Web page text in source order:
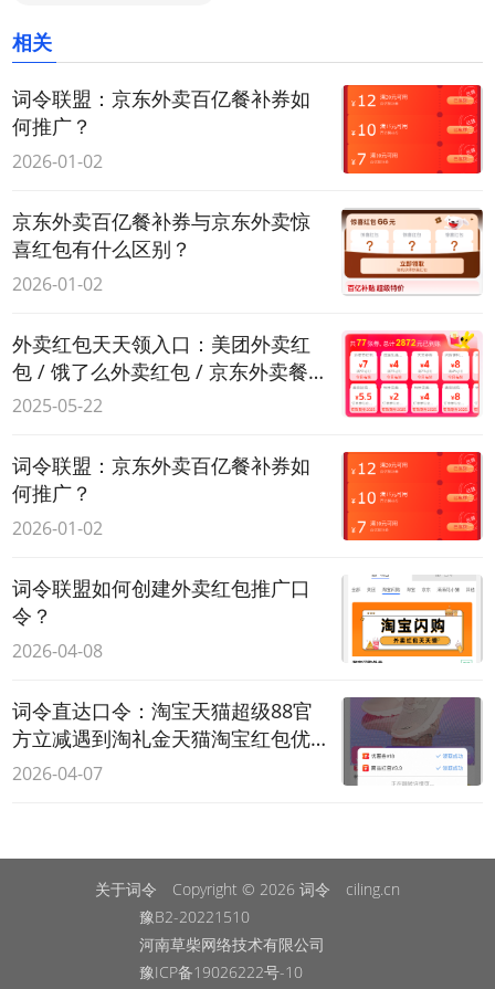
相关
词令联盟：京东外卖百亿餐补券如
何推广？
2026-01-02
京东外卖百亿餐补券与京东外卖惊
喜红包有什么区别？
2026-01-02
外卖红包天天领入口：美团外卖红
包 / 饿了么外卖红包 / 京东外卖餐补
券 每天免费领取入口
2025-05-22
词令联盟：京东外卖百亿餐补券如
何推广？
2026-01-02
词令联盟如何创建外卖红包推广口
令？
2026-04-08
词令直达口令：淘宝天猫超级88官
方立减遇到淘礼金天猫淘宝红包优
惠券优惠力度会更大吗？
2026-04-07
关于词令 Copyright © 2026 词令
ciling.cn
豫B2-20221510
河南草柴网络技术有限公司
豫ICP备19026222号-10